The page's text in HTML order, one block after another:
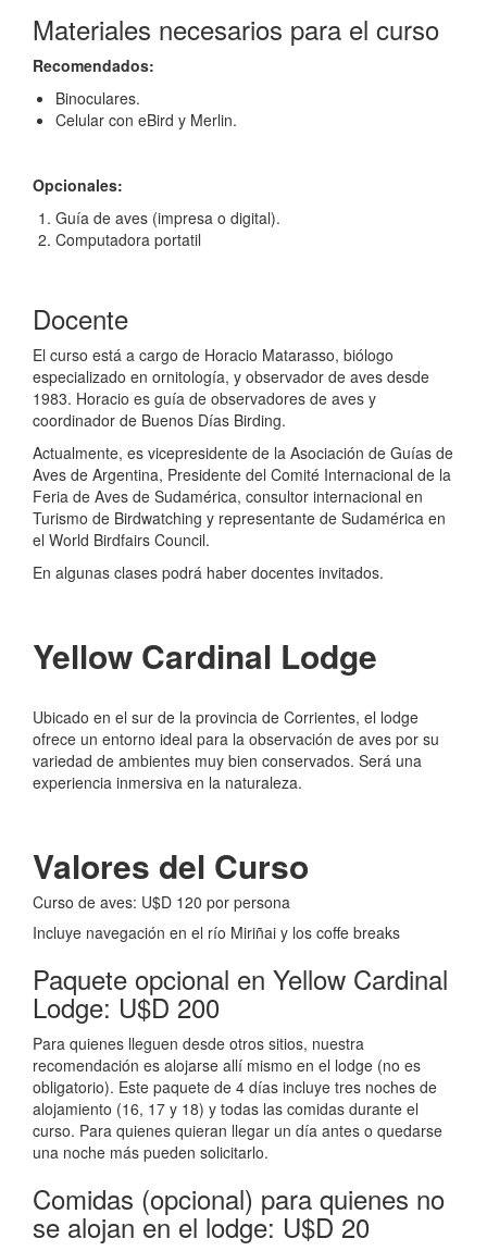
Materiales necesarios para el curso
Recomendados:
Binoculares.
Celular con eBird y Merlin.
Opcionales:
Guía de aves (impresa o digital).
Computadora portatil
Docente
El curso está a cargo de Horacio Matarasso, biólogo
especializado en ornitología, y observador de aves desde
1983. Horacio es guía de observadores de aves y
coordinador de Buenos Días Birding.
Actualmente, es vicepresidente de la Asociación de Guías de
Aves de Argentina, Presidente del Comité Internacional de la
Feria de Aves de Sudamérica, consultor internacional en
Turismo de Birdwatching y representante de Sudamérica en
el World Birdfairs Council.
En algunas clases podrá haber docentes invitados.
Yellow Cardinal Lodge
Ubicado en el sur de la provincia de Corrientes, el lodge
ofrece un entorno ideal para la observación de aves por su
variedad de ambientes muy bien conservados. Será una
experiencia inmersiva en la naturaleza.
Valores del Curso
Curso de aves: U$D 120 por persona
Incluye navegación en el río Miriñai y los coffe breaks
Paquete opcional en Yellow Cardinal
Lodge: U$D 200
Para quienes lleguen desde otros sitios, nuestra
recomendación es alojarse allí mismo en el lodge (no es
obligatorio). Este paquete de 4 días incluye tres noches de
alojamiento (16, 17 y 18) y todas las comidas durante el
curso. Para quienes quieran llegar un día antes o quedarse
una noche más pueden solicitarlo.
Comidas (opcional) para quienes no
se alojan en el lodge: U$D 20